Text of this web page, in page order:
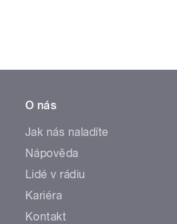
O nás
Jak nás naladíte
Nápověda
Lidé v rádiu
Kariéra
Kontakt